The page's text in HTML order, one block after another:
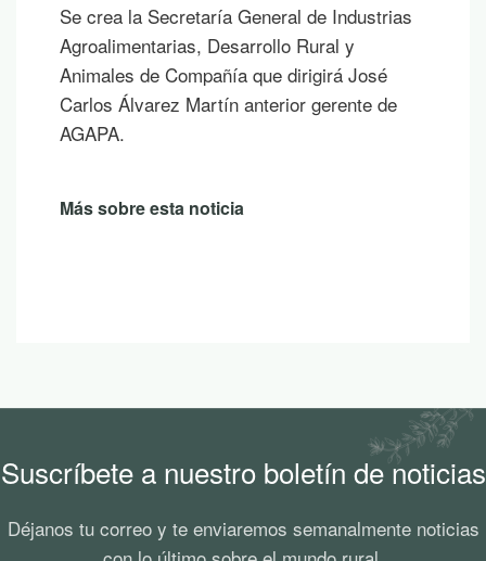
Se crea la Secretaría General de Industrias
Agroalimentarias, Desarrollo Rural y
Animales de Compañía que dirigirá José
Carlos Álvarez Martín anterior gerente de
AGAPA.
Más sobre esta noticia
Suscríbete a nuestro boletín de noticias
Déjanos tu correo y te enviaremos semanalmente noticias